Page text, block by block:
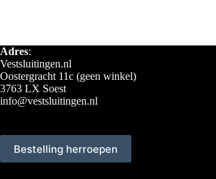
Adres:
Vestsluitingen.nl
Oostergracht 11c (geen winkel)
3763 LX Soest
info@vestsluitingen.nl
Bestelling herroepen